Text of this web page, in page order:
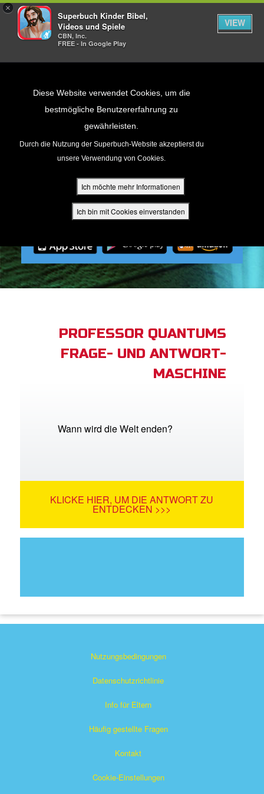
×
Superbuch Kinder Bibel,
Videos und Spiele
CBN, Inc.
FREE - In Google Play
VIEW
Diese Website verwendet Cookies, um die
bestmögliche Benutzererfahrung zu
gewährleisten.
Durch die Nutzung der Superbuch-Website akzeptierst du
unsere Verwendung von Cookies.
Ich möchte mehr Informationen
Ich bin mit Cookies einverstanden
PROFESSOR QUANTUMS
FRAGE- UND ANTWORT-
MASCHINE
Wann wird die Welt enden?
KLICKE HIER, UM DIE ANTWORT ZU
ENTDECKEN >>>
Nutzungsbedingungen
Datenschutzrichtlinie
Info für Eltern
Häufig gestellte Fragen
Kontakt
Cookie-Einstellungen